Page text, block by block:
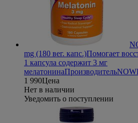
mg (180 вег. капс.)Помогает
1 капсула содержит 3 мг
мелатонинаПроизводительNOW
1 990Цена
Нет в наличии
Уведомить о поступлении